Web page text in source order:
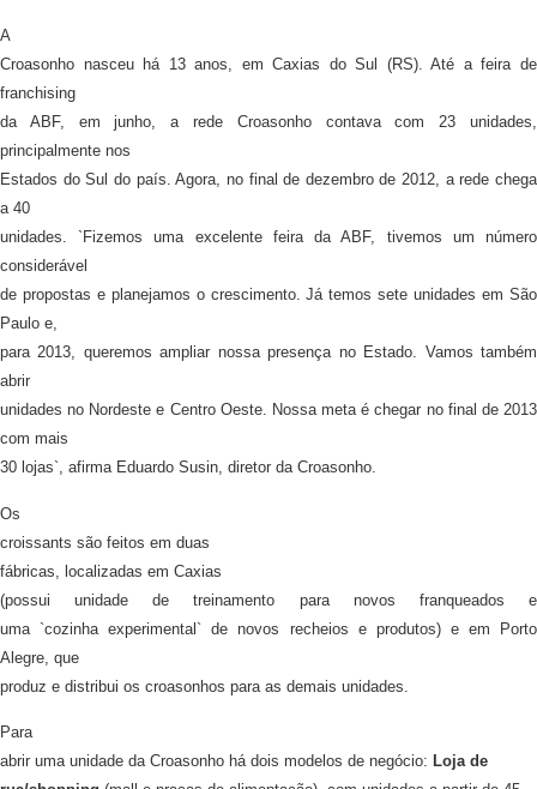
A
Croasonho nasceu há 13 anos, em Caxias do Sul (RS). Até a feira de
franchising
da ABF, em junho, a rede Croasonho contava com 23 unidades,
principalmente nos
Estados do Sul do país. Agora, no final de dezembro de 2012, a rede chega
a 40
unidades. `Fizemos uma excelente feira da ABF, tivemos um número
considerável
de propostas e planejamos o crescimento. Já temos sete unidades em São
Paulo e,
para 2013, queremos ampliar nossa presença no Estado. Vamos também
abrir
unidades no Nordeste e Centro Oeste. Nossa meta é chegar no final de 2013
com mais
30 lojas`, afirma Eduardo Susin, diretor da Croasonho.
Os
croissants são feitos em duas
fábricas, localizadas em Caxias
(possui unidade de treinamento para novos franqueados e
uma `cozinha experimental` de novos recheios e produtos) e em Porto
Alegre, que
produz e distribui os croasonhos para as demais unidades.
Para
abrir uma unidade da Croasonho há dois modelos de negócio: Loja de